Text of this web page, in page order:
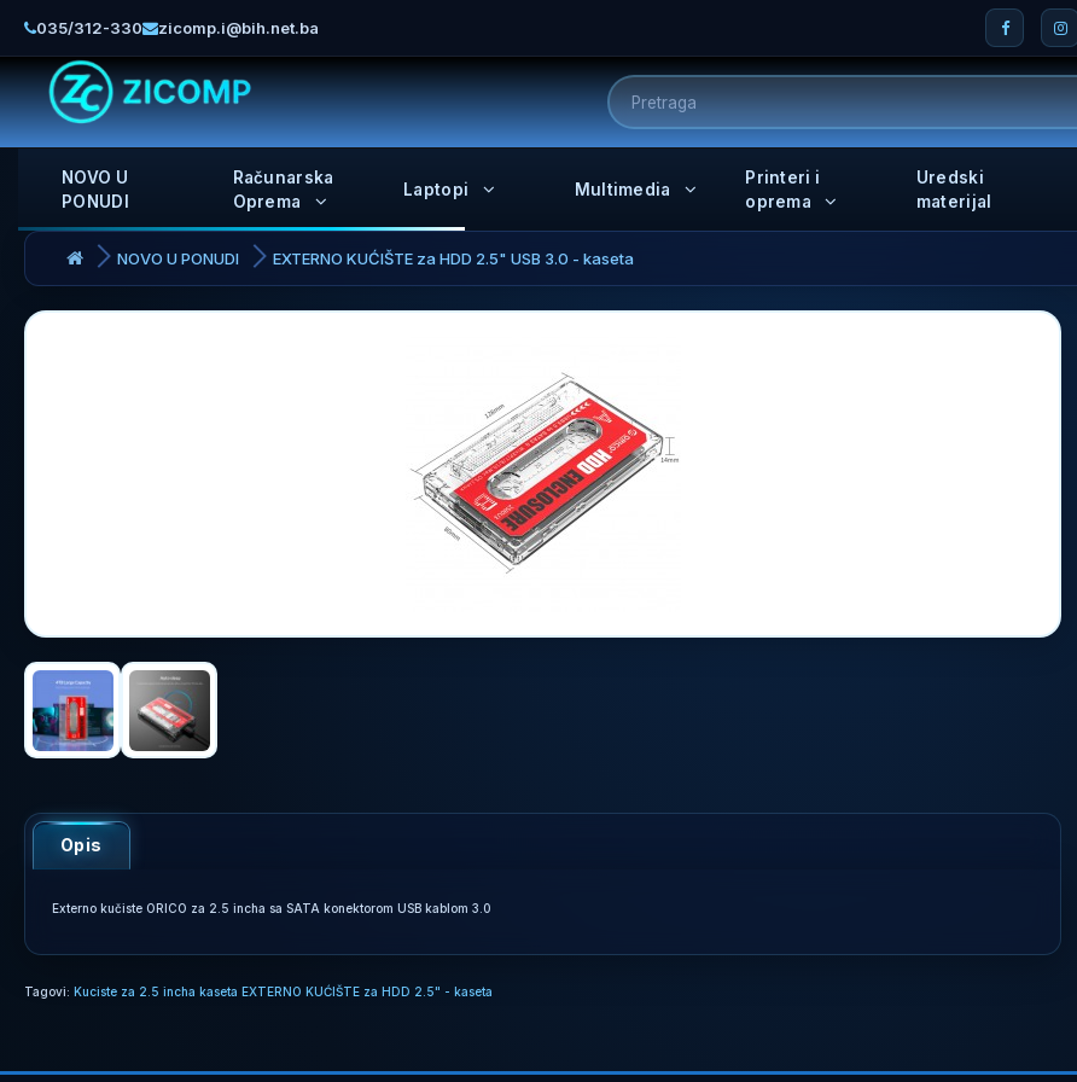
035/312-330 zicomp.i@bih.net.ba
NOVO U
PONUDI
Računarska
Oprema
Laptopi Multimedia
Printeri i
oprema
Uredski
materijal
NOVO U PONUDI EXTERNO KUĆIŠTE za HDD 2.5" USB 3.0 - kaseta
Opis
Externo kučiste ORICO za 2.5 incha sa SATA konektorom USB kablom 3.0
Tagovi: Kuciste za 2.5 incha kaseta EXTERNO KUĆIŠTE za HDD 2.5" - kaseta